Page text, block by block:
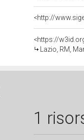
<https://
Lazio, RM,
1